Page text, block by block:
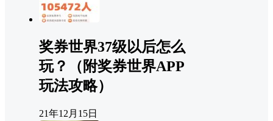
奖券世界37级以后怎么
玩？（附奖券世界APP
玩法攻略）
21年12月15日